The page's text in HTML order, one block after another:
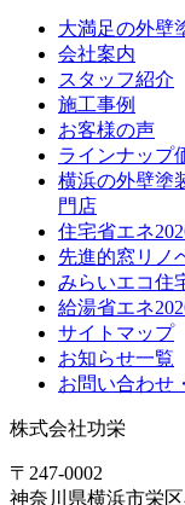
大満足の外壁
会社案内
スタッフ紹介
施工事例
お客様の声
ラインナップ
横浜の外壁塗
門店
住宅省エネ
先進的窓リノ
みらいエコ住
給湯省エネ
サイトマップ
お知らせ一覧
お問い合わせ
株式会社功栄
〒247-0002
神奈川県横浜市栄